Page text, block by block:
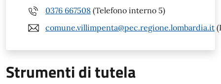
0376 667508 (Telefono interno 5)
comune.villimpenta@pec.regione.lombardia.it
Strumenti di tutela